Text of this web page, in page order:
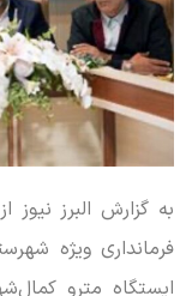
به گزارش البرز نیوز
فرمانداری ویژه
ایستگاه مترو